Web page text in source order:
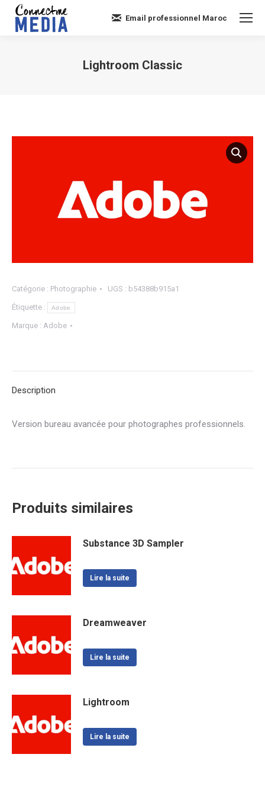
Email professionnel Maroc
Lightroom Classic
Catégorie : Photographie UGS : b54388b915a1
Étiquette : Adobe
Marque : Adobe
Description
Version bureau avancée pour photographes professionnels.
Produits similaires
Substance 3D Sampler
Lire la suite
Dreamweaver
Lire la suite
Lightroom
Lire la suite